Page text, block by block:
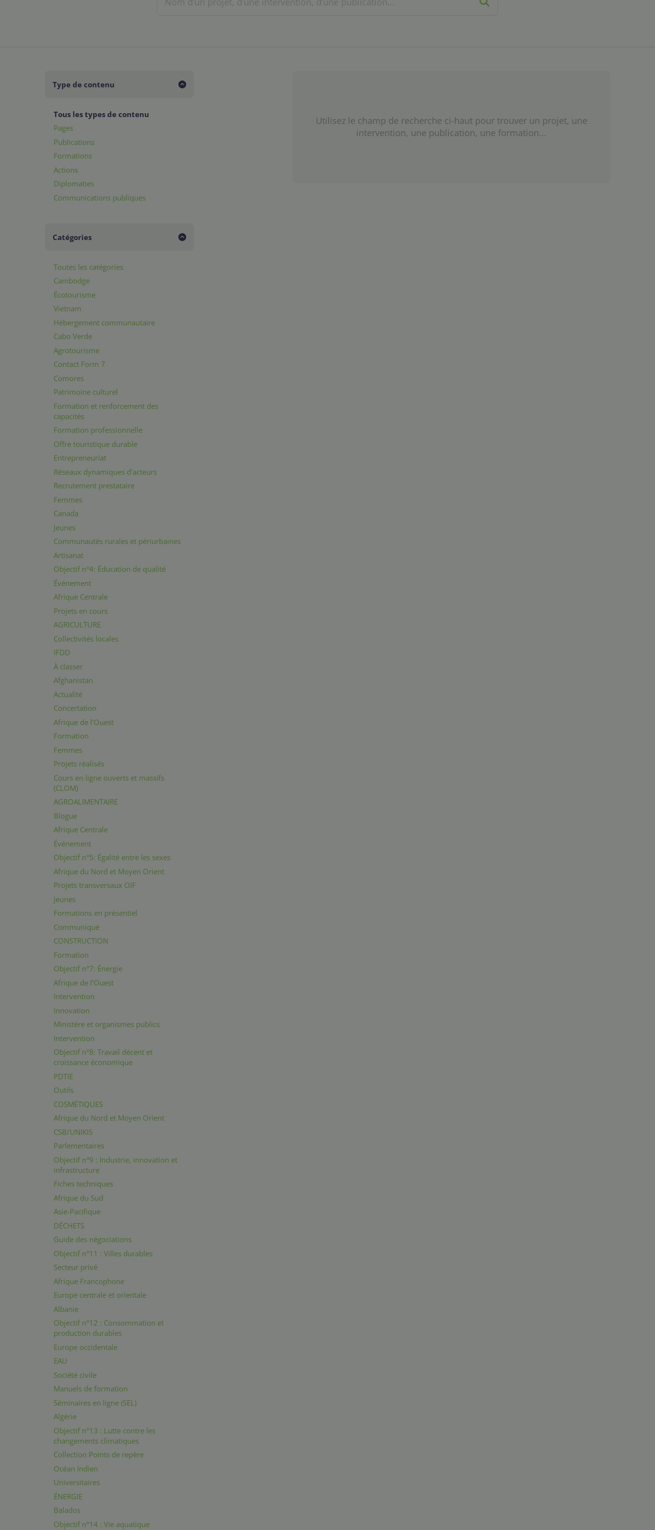
Type de contenu
Tous les types de contenu
Pages
Publications
Formations
Actions
Diplomaties
Communications publiques
Catégories
Toutes les catégories
Cambodge
Écotourisme
Vietnam
Hébergement communautaire
Cabo Verde
Agrotourisme
Contact Form 7
Comores
Patrimoine culturel
Formation et renforcement des
capacités
Formation professionnelle
Offre touristique durable
Entrepreneuriat
Réseaux dynamiques d'acteurs
Recrutement prestataire
Femmes
Canada
Jeunes
Communautés rurales et périurbaines
Artisanat
Objectif n°4: Éducation de qualité
Événement
Afrique Centrale
Projets en cours
AGRICULTURE
Collectivités locales
IFDD
À classer
Afghanistan
Actualité
Concertation
Afrique de l’Ouest
Formation
Femmes
Projets réalisés
Cours en ligne ouverts et massifs
(CLOM)
AGROALIMENTAIRE
Blogue
Afrique Centrale
Événement
Objectif n°5: Égalité entre les sexes
Afrique du Nord et Moyen Orient
Projets transversaux OIF
Jeunes
Formations en présentiel
Communiqué
CONSTRUCTION
Formation
Objectif n°7: Énergie
Afrique de l'Ouest
Intervention
Innovation
Ministère et organismes publics
Intervention
Objectif n°8: Travail décent et
croissance économique
PDTIE
Outils
COSMÉTIQUES
Afrique du Nord et Moyen Orient
CSB/UNIKIS
Parlementaires
Objectif n°9 : Industrie, innovation et
infrastructure
Fiches techniques
Afrique du Sud
Asie-Pacifique
DÉCHETS
Guide des négociations
Objectif n°11 : Villes durables
Secteur privé
Afrique Francophone
Europe centrale et orientale
Albanie
Objectif n°12 : Consommation et
production durables
Europe occidentale
EAU
Société civile
Manuels de formation
Séminaires en ligne (SEL)
Algérie
Objectif n°13 : Lutte contre les
changements climatiques
Collection Points de repère
Océan Indien
Universitaires
ÉNERGIE
Balados
Objectif n°14 : Vie aquatique
Utilisez le champ de recherche ci-haut pour trouver un projet, une
intervention, une publication, une formation...